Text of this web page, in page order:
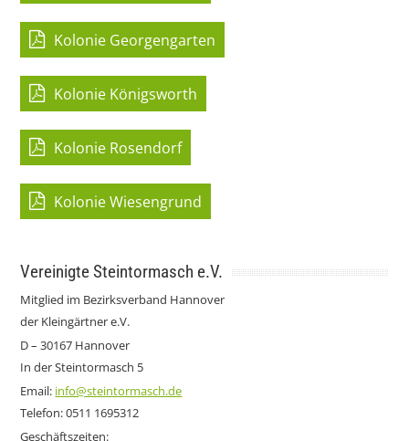
Kolonie Georgengarten
Kolonie Königsworth
Kolonie Rosendorf
Kolonie Wiesengrund
Vereinigte Steintormasch e.V.
Mitglied im Bezirksverband Hannover
der Kleingärtner e.V.
D – 30167 Hannover
In der Steintormasch 5
Email: info@steintormasch.de
Telefon: 0511 1695312
Geschäftszeiten: